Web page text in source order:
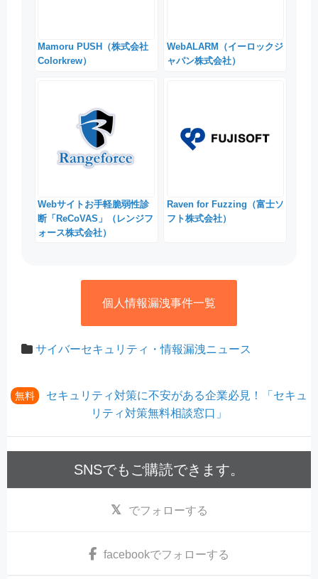
Mamoru PUSH（株式会社
Colorkrew）
WebALARM（イーロックジ
ャパン株式会社）
Webサイトお手軽脆弱性診
断「ReCoVAS」（レンジフ
ォース株式会社）
Raven for Fuzzing（富士ソ
フト株式会社）
個人情報漏洩事件一覧
サイバーセキュリティ・情報漏洩ニュース
無料
セキュリティ対策に不安がある企業必見！「セキュ
リティ対策無料相談窓口」
SNSでもご購読できます。
でフォローする
facebookでフォローする